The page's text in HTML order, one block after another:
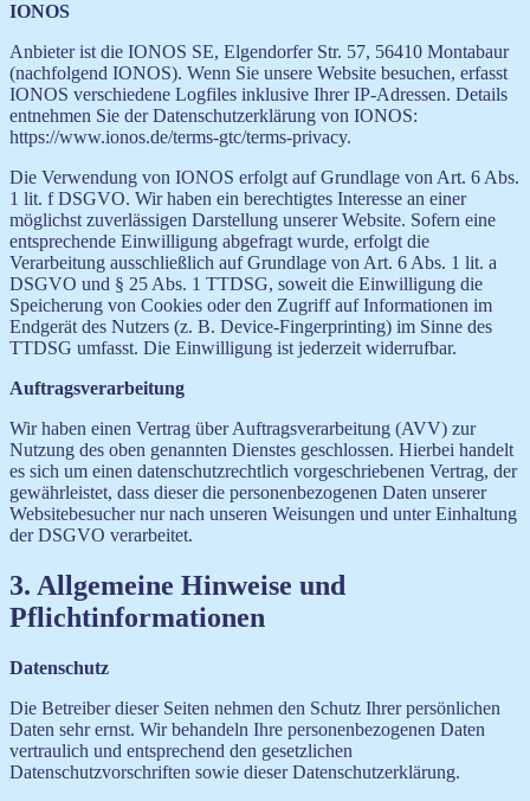
IONOS
Anbieter ist die IONOS SE, Elgendorfer Str. 57, 56410 Montabaur
(nachfolgend IONOS). Wenn Sie unsere Website besuchen, erfasst
IONOS verschiedene Logfiles inklusive Ihrer IP-Adressen. Details
entnehmen Sie der Datenschutzerklärung von IONOS:
https://www.ionos.de/terms-gtc/terms-privacy.
Die Verwendung von IONOS erfolgt auf Grundlage von Art. 6 Abs.
1 lit. f DSGVO. Wir haben ein berechtigtes Interesse an einer
möglichst zuverlässigen Darstellung unserer Website. Sofern eine
entsprechende Einwilligung abgefragt wurde, erfolgt die
Verarbeitung ausschließlich auf Grundlage von Art. 6 Abs. 1 lit. a
DSGVO und § 25 Abs. 1 TTDSG, soweit die Einwilligung die
Speicherung von Cookies oder den Zugriff auf Informationen im
Endgerät des Nutzers (z. B. Device-Fingerprinting) im Sinne des
TTDSG umfasst. Die Einwilligung ist jederzeit widerrufbar.
Auftragsverarbeitung
Wir haben einen Vertrag über Auftragsverarbeitung (AVV) zur
Nutzung des oben genannten Dienstes geschlossen. Hierbei handelt
es sich um einen datenschutzrechtlich vorgeschriebenen Vertrag, der
gewährleistet, dass dieser die personenbezogenen Daten unserer
Websitebesucher nur nach unseren Weisungen und unter Einhaltung
der DSGVO verarbeitet.
3. Allgemeine Hinweise und
Pflichtinformationen
Datenschutz
Die Betreiber dieser Seiten nehmen den Schutz Ihrer persönlichen
Daten sehr ernst. Wir behandeln Ihre personenbezogenen Daten
vertraulich und entsprechend den gesetzlichen
Datenschutzvorschriften sowie dieser Datenschutzerklärung.